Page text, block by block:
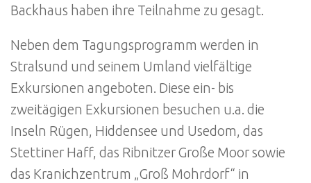
Backhaus haben ihre Teilnahme zu gesagt.
Neben dem Tagungsprogramm werden in
Stralsund und seinem Umland vielfältige
Exkursionen angeboten. Diese ein- bis
zweitägigen Exkursionen besuchen u.a. die
Inseln Rügen, Hiddensee und Usedom, das
Stettiner Haff, das Ribnitzer Große Moor sowie
das Kranichzentrum „Groß Mohrdorf“ in